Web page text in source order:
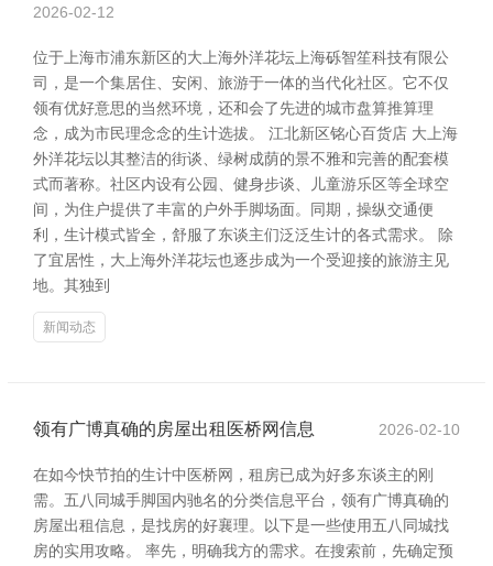
2026-02-12
位于上海市浦东新区的大上海外洋花坛上海砾智笙科技有限公
司，是一个集居住、安闲、旅游于一体的当代化社区。它不仅
领有优好意思的当然环境，还和会了先进的城市盘算推算理
念，成为市民理念念的生计选拔。 江北新区铭心百货店 大上海
外洋花坛以其整洁的街谈、绿树成荫的景不雅和完善的配套模
式而著称。社区内设有公园、健身步谈、儿童游乐区等全球空
间，为住户提供了丰富的户外手脚场面。同期，操纵交通便
利，生计模式皆全，舒服了东谈主们泛泛生计的各式需求。 除
了宜居性，大上海外洋花坛也逐步成为一个受迎接的旅游主见
地。其独到
新闻动态
领有广博真确的房屋出租医桥网信息 2026-02-10
在如今快节拍的生计中医桥网，租房已成为好多东谈主的刚
需。五八同城手脚国内驰名的分类信息平台，领有广博真确的
房屋出租信息，是找房的好襄理。以下是一些使用五八同城找
房的实用攻略。 率先，明确我方的需求。在搜索前，先确定预